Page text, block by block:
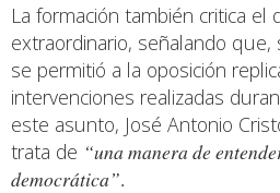
La formación también critica el
extraordinario, señalando
se permitió a la oposición
intervenciones realizadas
este asunto, José Antonio
trata de “una manera de
democrática”.